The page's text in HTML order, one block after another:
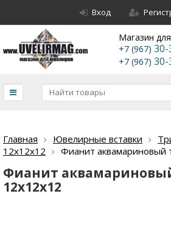
Вход
Магазин
+7 (967)
+7 (967) 30-
Главная Ювелирные вставки
12х12х12
Фианит аквамариновый
Фианит
12х12х12